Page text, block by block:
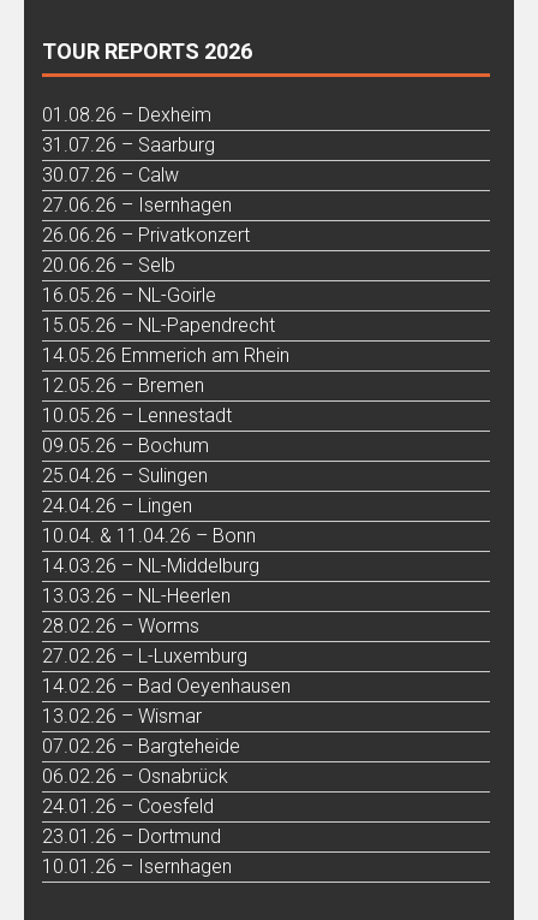
TOUR REPORTS 2026
01.08.26 – Dexheim
31.07.26 – Saarburg
30.07.26 – Calw
27.06.26 – Isernhagen
26.06.26 – Privatkonzert
20.06.26 – Selb
16.05.26 – NL-Goirle
15.05.26 – NL-Papendrecht
14.05.26 Emmerich am Rhein
12.05.26 – Bremen
10.05.26 – Lennestadt
09.05.26 – Bochum
25.04.26 – Sulingen
24.04.26 – Lingen
10.04. & 11.04.26 – Bonn
14.03.26 – NL-Middelburg
13.03.26 – NL-Heerlen
28.02.26 – Worms
27.02.26 – L-Luxemburg
14.02.26 – Bad Oeyenhausen
13.02.26 – Wismar
07.02.26 – Bargteheide
06.02.26 – Osnabrück
24.01.26 – Coesfeld
23.01.26 – Dortmund
10.01.26 – Isernhagen